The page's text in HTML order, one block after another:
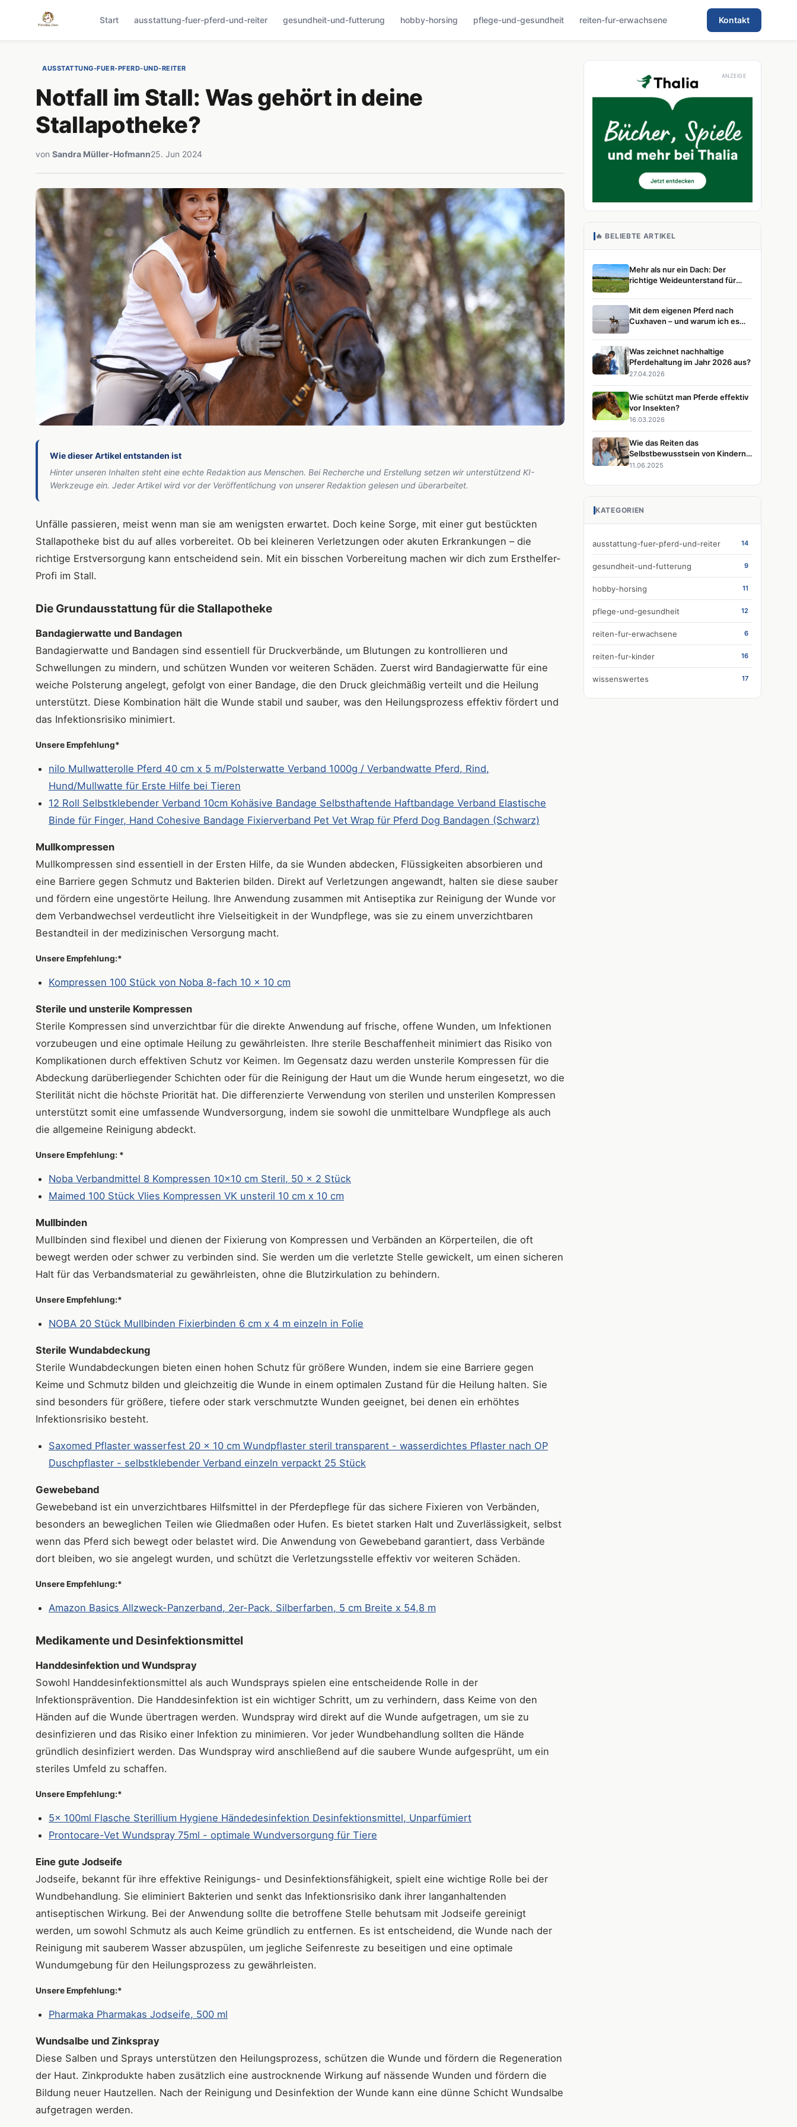
Start ausstattung-fuer-pferd-und-reiter gesundheit-und-futterung hobby-horsing pflege-und-gesundheit reiten-fur-erwachsene Kontakt
AUSSTATTUNG-FUER-PFERD-UND-REITER
Notfall im Stall: Was gehört in deine
Stallapotheke?
von Sandra Müller-Hofmann25. Jun 2024
Wie dieser Artikel entstanden ist
Hinter unseren Inhalten steht eine echte Redaktion aus Menschen. Bei Recherche und Erstellung setzen wir unterstützend KI-
Werkzeuge ein. Jeder Artikel wird vor der Veröffentlichung von unserer Redaktion gelesen und überarbeitet.
Unfälle passieren, meist wenn man sie am wenigsten erwartet. Doch keine Sorge, mit einer gut bestückten
Stallapotheke bist du auf alles vorbereitet. Ob bei kleineren Verletzungen oder akuten Erkrankungen – die
richtige Erstversorgung kann entscheidend sein. Mit ein bisschen Vorbereitung machen wir dich zum Ersthelfer-
Profi im Stall.
Die Grundausstattung für die Stallapotheke
Bandagierwatte und Bandagen
Bandagierwatte und Bandagen sind essentiell für Druckverbände, um Blutungen zu kontrollieren und
Schwellungen zu mindern, und schützen Wunden vor weiteren Schäden. Zuerst wird Bandagierwatte für eine
weiche Polsterung angelegt, gefolgt von einer Bandage, die den Druck gleichmäßig verteilt und die Heilung
unterstützt. Diese Kombination hält die Wunde stabil und sauber, was den Heilungsprozess effektiv fördert und
das Infektionsrisiko minimiert.
Unsere Empfehlung*
nilo Mullwatterolle Pferd 40 cm x 5 m/Polsterwatte Verband 1000g / Verbandwatte Pferd, Rind,
Hund/Mullwatte für Erste Hilfe bei Tieren
12 Roll Selbstklebender Verband 10cm Kohäsive Bandage Selbsthaftende Haftbandage Verband Elastische
Binde für Finger, Hand Cohesive Bandage Fixierverband Pet Vet Wrap für Pferd Dog Bandagen (Schwarz)
Mullkompressen
Mullkompressen sind essentiell in der Ersten Hilfe, da sie Wunden abdecken, Flüssigkeiten absorbieren und
eine Barriere gegen Schmutz und Bakterien bilden. Direkt auf Verletzungen angewandt, halten sie diese sauber
und fördern eine ungestörte Heilung. Ihre Anwendung zusammen mit Antiseptika zur Reinigung der Wunde vor
dem Verbandwechsel verdeutlicht ihre Vielseitigkeit in der Wundpflege, was sie zu einem unverzichtbaren
Bestandteil in der medizinischen Versorgung macht.
Unsere Empfehlung:*
Kompressen 100 Stück von Noba 8-fach 10 x 10 cm
Sterile und unsterile Kompressen
Sterile Kompressen sind unverzichtbar für die direkte Anwendung auf frische, offene Wunden, um Infektionen
vorzubeugen und eine optimale Heilung zu gewährleisten. Ihre sterile Beschaffenheit minimiert das Risiko von
Komplikationen durch effektiven Schutz vor Keimen. Im Gegensatz dazu werden unsterile Kompressen für die
Abdeckung darüberliegender Schichten oder für die Reinigung der Haut um die Wunde herum eingesetzt, wo die
Sterilität nicht die höchste Priorität hat. Die differenzierte Verwendung von sterilen und unsterilen Kompressen
unterstützt somit eine umfassende Wundversorgung, indem sie sowohl die unmittelbare Wundpflege als auch
die allgemeine Reinigung abdeckt.
Unsere Empfehlung: *
Noba Verbandmittel 8 Kompressen 10x10 cm Steril, 50 x 2 Stück
Maimed 100 Stück Vlies Kompressen VK unsteril 10 cm x 10 cm
Mullbinden
Mullbinden sind flexibel und dienen der Fixierung von Kompressen und Verbänden an Körperteilen, die oft
bewegt werden oder schwer zu verbinden sind. Sie werden um die verletzte Stelle gewickelt, um einen sicheren
Halt für das Verbandsmaterial zu gewährleisten, ohne die Blutzirkulation zu behindern.
Unsere Empfehlung:*
NOBA 20 Stück Mullbinden Fixierbinden 6 cm x 4 m einzeln in Folie
Sterile Wundabdeckung
Sterile Wundabdeckungen bieten einen hohen Schutz für größere Wunden, indem sie eine Barriere gegen
Keime und Schmutz bilden und gleichzeitig die Wunde in einem optimalen Zustand für die Heilung halten. Sie
sind besonders für größere, tiefere oder stark verschmutzte Wunden geeignet, bei denen ein erhöhtes
Infektionsrisiko besteht.
Saxomed Pflaster wasserfest 20 x 10 cm Wundpflaster steril transparent - wasserdichtes Pflaster nach OP
Duschpflaster - selbstklebender Verband einzeln verpackt 25 Stück
Gewebeband
Gewebeband ist ein unverzichtbares Hilfsmittel in der Pferdepflege für das sichere Fixieren von Verbänden,
besonders an beweglichen Teilen wie Gliedmaßen oder Hufen. Es bietet starken Halt und Zuverlässigkeit, selbst
wenn das Pferd sich bewegt oder belastet wird. Die Anwendung von Gewebeband garantiert, dass Verbände
dort bleiben, wo sie angelegt wurden, und schützt die Verletzungsstelle effektiv vor weiteren Schäden.
Unsere Empfehlung:*
Amazon Basics Allzweck-Panzerband, 2er-Pack, Silberfarben, 5 cm Breite x 54,8 m
Medikamente und Desinfektionsmittel
Handdesinfektion und Wundspray
Sowohl Handdesinfektionsmittel als auch Wundsprays spielen eine entscheidende Rolle in der
Infektionsprävention. Die Handdesinfektion ist ein wichtiger Schritt, um zu verhindern, dass Keime von den
Händen auf die Wunde übertragen werden. Wundspray wird direkt auf die Wunde aufgetragen, um sie zu
desinfizieren und das Risiko einer Infektion zu minimieren. Vor jeder Wundbehandlung sollten die Hände
gründlich desinfiziert werden. Das Wundspray wird anschließend auf die saubere Wunde aufgesprüht, um ein
steriles Umfeld zu schaffen.
Unsere Empfehlung:*
5x 100ml Flasche Sterillium Hygiene Händedesinfektion Desinfektionsmittel, Unparfümiert
Prontocare-Vet Wundspray 75ml - optimale Wundversorgung für Tiere
Eine gute Jodseife
Jodseife, bekannt für ihre effektive Reinigungs- und Desinfektionsfähigkeit, spielt eine wichtige Rolle bei der
Wundbehandlung. Sie eliminiert Bakterien und senkt das Infektionsrisiko dank ihrer langanhaltenden
antiseptischen Wirkung. Bei der Anwendung sollte die betroffene Stelle behutsam mit Jodseife gereinigt
werden, um sowohl Schmutz als auch Keime gründlich zu entfernen. Es ist entscheidend, die Wunde nach der
Reinigung mit sauberem Wasser abzuspülen, um jegliche Seifenreste zu beseitigen und eine optimale
Wundumgebung für den Heilungsprozess zu gewährleisten.
Unsere Empfehlung:*
Pharmaka Pharmakas Jodseife, 500 ml
Wundsalbe und Zinkspray
Diese Salben und Sprays unterstützen den Heilungsprozess, schützen die Wunde und fördern die Regeneration
der Haut. Zinkprodukte haben zusätzlich eine austrocknende Wirkung auf nässende Wunden und fördern die
Bildung neuer Hautzellen. Nach der Reinigung und Desinfektion der Wunde kann eine dünne Schicht Wundsalbe
aufgetragen werden.
🔥 BELIEBTE ARTIKEL
Mehr als nur ein Dach: Der
richtige Weideunterstand für
Mit dem eigenen Pferd nach
Cuxhaven – und warum ich es
Was zeichnet nachhaltige
Pferdehaltung im Jahr 2026 aus?
27.04.2026
Wie schützt man Pferde effektiv
vor Insekten?
16.03.2026
Wie das Reiten das
Selbstbewusstsein von Kindern
stärkt
11.06.2025
KATEGORIEN
ausstattung-fuer-pferd-und-reiter 14
gesundheit-und-futterung 9
hobby-horsing 11
pflege-und-gesundheit 12
reiten-fur-erwachsene 6
reiten-fur-kinder 16
wissenswertes 17